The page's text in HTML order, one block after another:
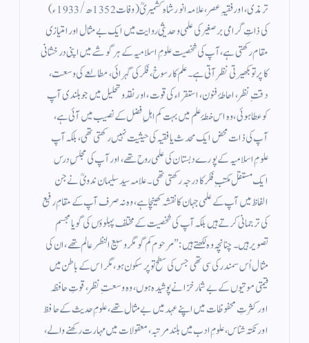
ترمذی، اور فقیہِ عصر، علامہ انور شاہ کشمیریؒ (وفات 1352ھ/1933ء)
کی ذاتِ گرامی برصغیر کی علمی و حدیثی روایت میں ایک بے مثال اور امتیازی
مقام رکھتی ہے، آپ کی شخصیت علومِ اسلامیہ کے ہر گوشے میں اپنی درخشانی
کا پرتو بکھیرتی نظر آتی ہے۔ علم کا رسوخ، فکر کی گہرائی، مطالعے کی وسعت،
دقتِ نظر، احاطۂ فنون، استقراء کی قوت، اور نقد و تحلیل میں جو بلندی آپ
کو عطا ہوئی، وہ اس خطۂ علم میں بہت کم اہلِ فضل کے نصیب میں آئی ہے،
آپ کی ذات محض ایک محدث یا فقیہ کی حیثیت نہیں رکھتی تھی، بلکہ آپ
علومِ اسلامیہ کے پورے دبستان کی علمی روح تھے، اور آپ کی مجلسِ درس
ایک مستقل مکتبِ فکر کا درجہ رکھتی تھی۔ علامہ سید سلیمان ندویؒ نے جن
الفاظ میں آپ کے علمی جہان کا نقشہ کھینچا ہے، وہ نہ صرف آپ کے مقامِ رفیع
کی ترجمانی کرتے ہیں بلکہ آپ کی شخصیت کے مختلف پہلوؤں کی گویا مجسم
تصویر ہیں۔ چنانچہ وہ لکھتے ہیں:”مرحوم کم گو مگر وسیع النظر عالم تھے، ان کی
مثال اُس سمندر کی سی تھی جس کی سطح تو پرسکون ہو، مگر اس کے باطن میں
قیمتی موتیوں کے بے شمار خزانے پوشیدہ ہوں، وہ وسعتِ نظر، قوتِ حافظہ
اور کثرتِ محفوظات میں اپنے عہد میں بے مثال تھے، علومِ حدیث کے حافظ
اور نکتہ شناس، علومِ ادب میں بلند مرتبہ، معقولات میں مہارت رکھنے والے،